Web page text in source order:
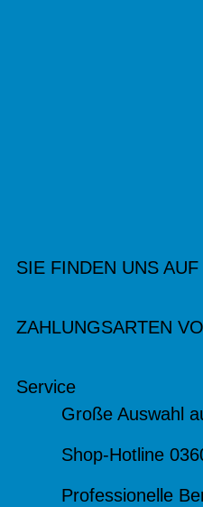
SIE FINDEN UNS AUF
ZAHLUNGSARTEN
Service
Große Auswahl
Shop-Hotline
Professionelle